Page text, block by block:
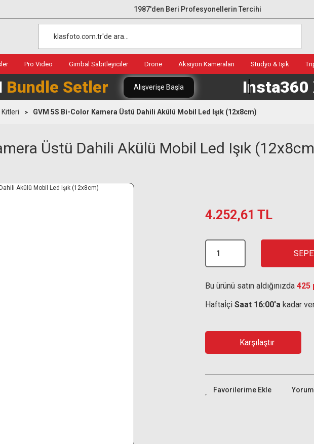
1987'den Beri Profesyonellerin Tercihi
Pro Video Gimbal Sabitleyiciler Drone Aksiyon Kameraları Stüdyo & Işık
Bundle Setler Alışverişe Başla Insta360
Kitleri GVM 5S Bi-Color Kamera Üstü Dahili Akülü Mobil Led Işık (12x8cm)
Üstü Dahili Akülü Mobil Led Işık
4.252,61 TL
Bu ürünü satın aldığınızda 425
Haftaİçi Saat 16:00'a kadar
Karşılaştır